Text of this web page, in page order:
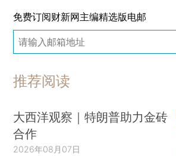
免费订阅财新网主编精选版电邮
推荐阅读
大西洋观察｜特朗普助力金砖
合作
2026年08月07日